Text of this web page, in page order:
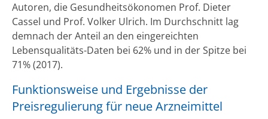
Autoren, die Gesundheitsökonomen Prof. Dieter
Cassel und Prof. Volker Ulrich. Im Durchschnitt lag
demnach der Anteil an den eingereichten
Lebensqualitäts-Daten bei 62% und in der Spitze bei
71% (2017).
Funktionsweise und Ergebnisse der
Preisregulierung für neue Arzneimittel